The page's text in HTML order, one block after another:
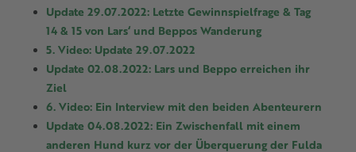
Update 29.07.2022: Letzte Gewinnspielfrage & Tag
14 & 15 von Lars‘ und Beppos Wanderung
5. Video: Update 29.07.2022
Update 02.08.2022: Lars und Beppo erreichen ihr
Ziel
6. Video: Ein Interview mit den beiden Abenteurern
Update 04.08.2022: Ein Zwischenfall mit einem
anderen Hund kurz vor der Überquerung der Fulda